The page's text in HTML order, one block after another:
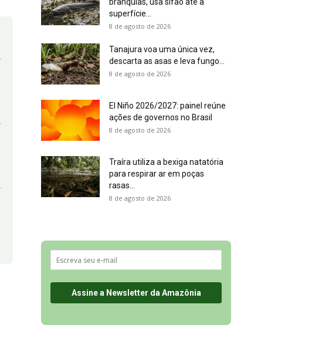
superfície...
8 de agosto de 2026
Tanajura voa uma única vez,
descarta as asas e leva fungo...
8 de agosto de 2026
El Niño 2026/2027: painel reúne
ações de governos no Brasil
8 de agosto de 2026
Traíra utiliza a bexiga natatória
para respirar ar em poças
rasas...
8 de agosto de 2026